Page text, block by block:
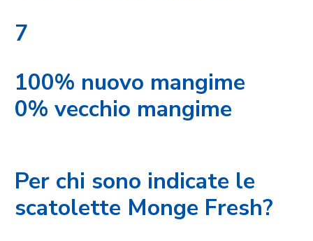
7
100% nuovo mangime
0% vecchio mangime
Per chi sono indicate le
scatolette Monge Fresh?